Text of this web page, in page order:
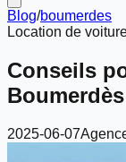
Blog/boumerdes
Location de
Conseils
2025-06-07